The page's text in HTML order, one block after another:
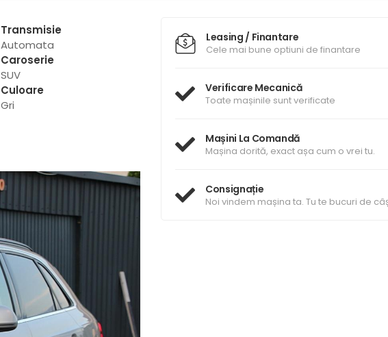
Transmisie
Automata
Caroserie
SUV
Culoare
Gri
Leasing / Finantare
Cele mai bune optiuni de finantare
Verificare Mecanică
Toate mașinile sunt verificate
Mașini La Comandă
Mașina dorită, exact așa cum o vrei tu.
Consignație
Noi vindem mașina ta. Tu te bucuri de